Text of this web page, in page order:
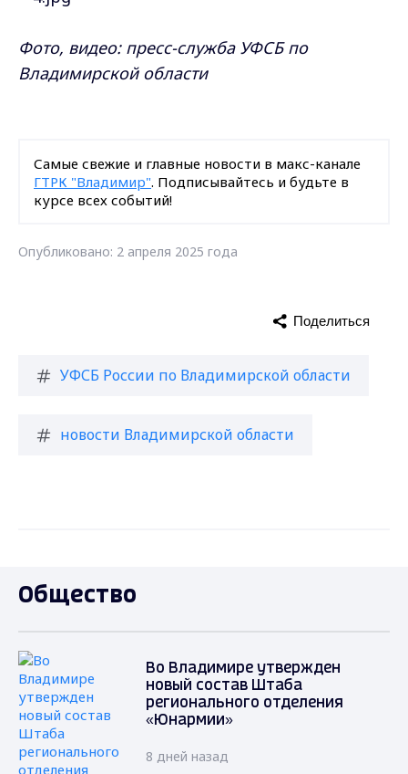
Фото, видео: пресс-служба УФСБ по
Владимирской области
Самые свежие и главные новости в макс-канале
ГТРК "Владимир". Подписывайтесь и будьте в
курсе всех событий!
Опубликовано: 2 апреля 2025 года
УФСБ России по Владимирской области
новости Владимирской области
Поделиться
Общество
Во Владимире утвержден
новый состав Штаба
регионального отделения
«Юнармии»
8 дней назад